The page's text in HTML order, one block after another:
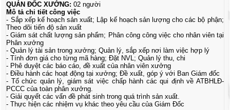
QUẢN ĐỐC XƯỞNG: 02 người
Mô tả chi tiết công việc
- Sắp xếp kế hoạch sản xuất; Lập kế hoạch sản lượng cho các bộ phận;
Theo dõi tiến độ sản xuất
- Giám sát chất lượng sản phẩm; Phân công công việc cho nhân viên tại
Phân xưởng
- Quản lý tài sản trong xưởng; Quản lý, sắp xếp nơi làm việc hợp lý
- Tính đơn giá cho từng mã hàng; Đặt NVL; Quản lý thu, chi
- Phê duyệt các báo cáo, đề xuất của nhân viên xưởng
- Điều hành các hoạt động tại xưởng; Đề xuất, góp ý với Ban Giám đốc
- Tổ chức quản lý, giám sát việc chấp hành các qui định về ATBHLĐ-
PCCC của toàn phân xưởng.
- Giải quyết các vấn đề phát sinh trong quá trình sản xuất.
- Thực hiện các nhiệm vụ khác theo yêu cầu của Giám Đốc